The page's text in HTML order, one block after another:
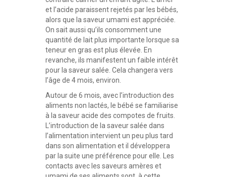
et l’acide paraissent rejetés par les bébés,
alors que la saveur umami est appréciée.
On sait aussi qu’ils consomment une
quantité de lait plus importante lorsque sa
teneur en gras est plus élevée. En
revanche, ils manifestent un faible intérêt
pour la saveur salée. Cela changera vers
l’âge de 4 mois, environ.
Autour de 6 mois, avec l’introduction des
aliments non lactés, le bébé se familiarise
à la saveur acide des compotes de fruits.
L’introduction de la saveur salée dans
l’alimentation intervient un peu plus tard
dans son alimentation et il développera
par la suite une préférence pour elle. Les
contacts avec les saveurs amères et